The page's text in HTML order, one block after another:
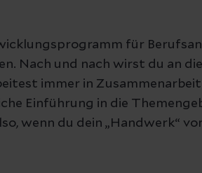
für
Nach und nach wirst du an
immer in
Einführung in die
wenn du dein „Handwerk“